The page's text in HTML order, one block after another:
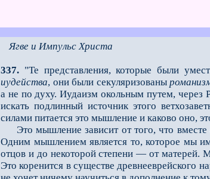
Ягве и Импульс Христа
337. "Те представления, которые были
иудейства, они были секуляризованы
а не по духу. Иудаизм окольным путeм,
искать подлинный источник этого
силами питается это мышление и каково оно,
Это мышление зависит от того, что вместе
Одним мышлением является то, которое мы
отцов и до некоторой степени — от матерей.
Это коренится в существе древнееврейского